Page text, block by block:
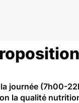
journée (7h00-
la qualité